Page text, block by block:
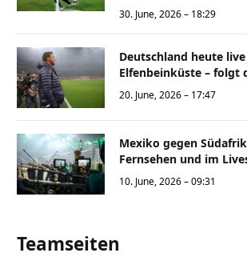
30. June, 2026 – 18:29
Deutschland heute
Elfenbeinküste – folgt
20. June, 2026 – 17:47
Mexiko gegen
Fernsehen und im
10. June, 2026 – 09:31
Teamseiten